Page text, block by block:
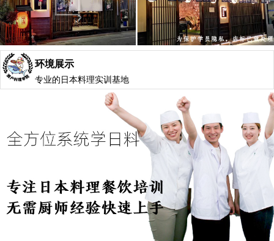
环境展示
专业的日本料理实训基地